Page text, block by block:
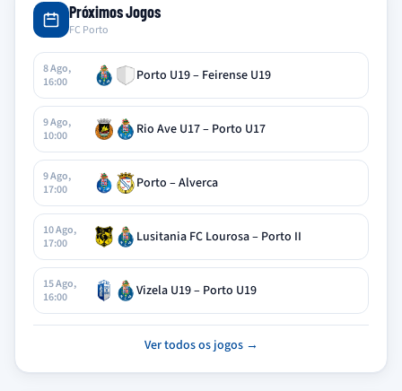
Próximos Jogos
FC Porto
8 Ago,
16:00
Porto U19 – Feirense U19
9 Ago,
10:00
Rio Ave U17 – Porto U17
9 Ago,
17:00
Porto – Alverca
10 Ago,
17:00
Lusitania FC Lourosa – Porto II
15 Ago,
16:00
Vizela U19 – Porto U19
Ver todos os jogos →